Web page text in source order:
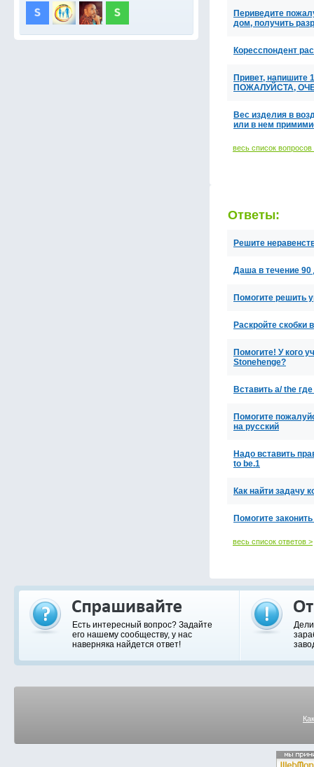
Периведите
дом, получить
Коресспондент
Привет, напишите
ПОЖАЛУЙСТА,
Вес изделия в
или в нем
весь список вопросов
Ответы:
Решите
Даша в течение 90
Помогите решить
Раскройте скобки
Помогите! У кого
Stonehenge?
Вставить a/ the
Помогите
на русский
Надо вставить
to be.1
Как найти задачу
Помогите
весь список ответов >
Есть интересный вопрос? Задайте
его нашему сообществу, у нас
наверняка найдется ответ!